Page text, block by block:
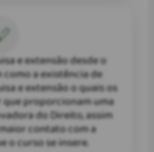
e extensão desde o
a existência de
e extensão o quais os
proporcionam uma
do Direito, assim
contato com a
o curso se insere.